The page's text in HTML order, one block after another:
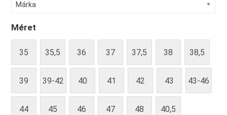
Márka
Méret
35 35,5 36 37 37,5 38 38,5
39 39-42 40 41 42 43 43-46
44 45 46 47 48 40,5